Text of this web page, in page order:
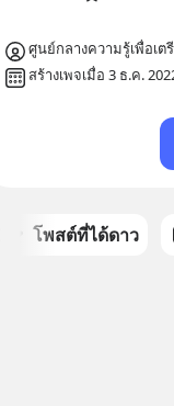
ศูนย์กลางความรู้เพื่อเ
สร้างเพจเมื่อ 3 ธ.ค.
โพสต์ที่ได้ดาว